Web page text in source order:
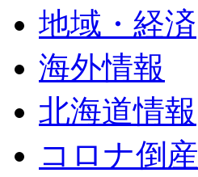
地域・経済
海外情報
北海道情報
コロナ倒産